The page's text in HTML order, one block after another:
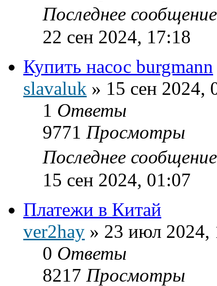
Последнее
22 сен 2024, 17:18
Купить насос burgmann
slavaluk » 15 сен 2024,
1 Ответы
9771 Просмотры
Последнее
15 сен 2024, 01:07
Платежи в Китай
ver2hay » 23 июл 2024,
0 Ответы
8217 Просмотры